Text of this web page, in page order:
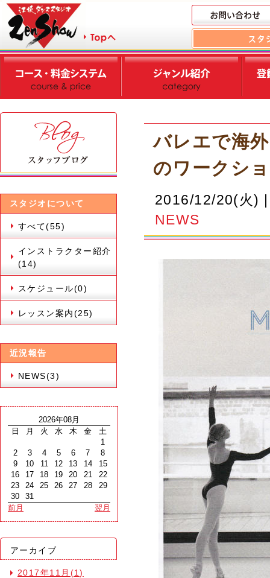
スタジオについて
すべて(55)
インストラクター紹介
(14)
スケジュール(0)
レッスン案内(25)
近況報告
NEWS(3)
2026年08月
日
月 火 水 木 金
土
1
2
3 4 5 6 7
8
9
10 11 12 13 14
15
16
17 18 19 20 21
22
23
24 25 26 27 28
29
30
31
前月
翌月
アーカイブ
2017年11月(1)
バレエで海
のワークシ
2016/12/20(火)
NEWS